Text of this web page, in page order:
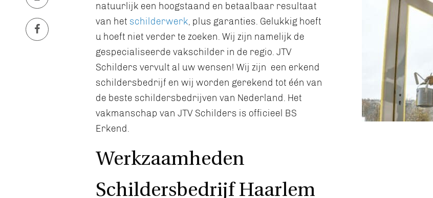
natuurlijk een hoogstaand en betaalbaar resultaat
van het schilderwerk, plus garanties. Gelukkig hoeft
u hoeft niet verder te zoeken. Wij zijn namelijk de
gespecialiseerde vakschilder in de regio. JTV
Schilders vervult al uw wensen! Wij zijn een erkend
schildersbedrijf en wij worden gerekend tot één van
de beste schildersbedrijven van Nederland. Het
vakmanschap van JTV Schilders is officieel BS
Erkend.
Werkzaamheden
Schildersbedrijf Haarlem